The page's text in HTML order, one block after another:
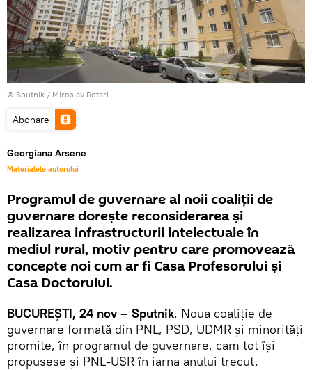
© Sputnik / Miroslav Rotari
Abonare
Georgiana Arsene
Materialele autorului
Programul de guvernare al noii coaliții de
guvernare dorește reconsiderarea și
realizarea infrastructurii intelectuale în
mediul rural, motiv pentru care promovează
concepte noi cum ar fi Casa Profesorului și
Casa Doctorului.
BUCUREȘTI, 24 nov – Sputnik. Noua coaliție de
guvernare formată din PNL, PSD, UDMR și minorități
promite, în programul de guvernare, cam tot își
propusese și PNL-USR în iarna anului trecut.